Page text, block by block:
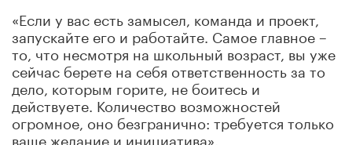
«Если у вас есть замысел, команда и проект,
запускайте его и работайте. Самое главное –
то, что несмотря на школьный возраст, вы уже
сейчас берете на себя ответственность за то
дело, которым горите, не боитесь и
действуете. Количество возможностей
огромное, оно безгранично: требуется только
ваше желание и инициатива».